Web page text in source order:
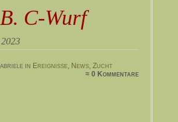
C-Wurf
in Ereignisse, News, Zucht
≈ 0 Kommentare